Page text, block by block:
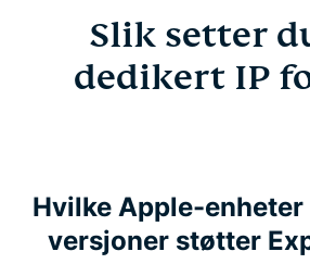
Slik setter
dedikert IP
Hvilke Apple-enheter
versjoner støtter